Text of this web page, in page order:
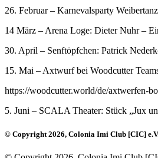
26. Februar – Karnevalsparty
14 März – Arena Loge: Dieter Nuhr –
30. April – Senftöpfchen: Patrick
15. Mai – Axtwurf bei Woodcutter
https://woodcutter.world/de/axtwerfen-
5. Juni – SCALA Theater: Stück „Jux
© Copyright 2026, Colonia Imi Club [CIC]